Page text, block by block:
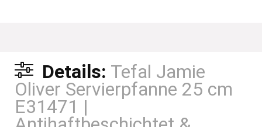
Details: Tefal Jamie
Oliver Servierpfanne 25 cm
E31471 |